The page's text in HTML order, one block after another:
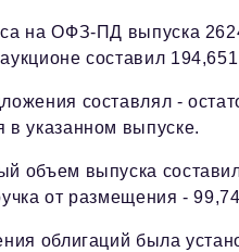
на ОФЗ-ПД выпуска
составил
составлял -
в указанном выпуске.
объем выпуска
от размещения -
облигаций была